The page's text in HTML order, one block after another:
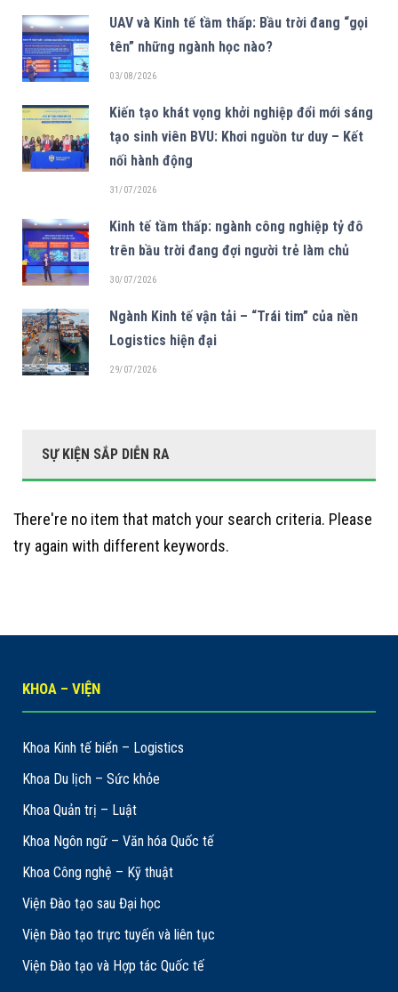
UAV và Kinh tế tầm thấp: Bầu trời đang “gọi
tên” những ngành học nào?
03/08/2026
Kiến tạo khát vọng khởi nghiệp đổi mới sáng
tạo sinh viên BVU: Khơi nguồn tư duy – Kết
nối hành động
31/07/2026
Kinh tế tầm thấp: ngành công nghiệp tỷ đô
trên bầu trời đang đợi người trẻ làm chủ
30/07/2026
Ngành Kinh tế vận tải – “Trái tim” của nền
Logistics hiện đại
29/07/2026
SỰ KIỆN SẮP DIỄN RA
There're no item that match your search criteria. Please
try again with different keywords.
KHOA – VIỆN
Khoa Kinh tế biển – Logistics
Khoa Du lịch – Sức khỏe
Khoa Quản trị – Luật
Khoa Ngôn ngữ – Văn hóa Quốc tế
Khoa Công nghệ – Kỹ thuật
Viện Đào tạo sau Đại học
Viện Đào tạo trực tuyến và liên tục
Viện Đào tạo và Hợp tác Quốc tế